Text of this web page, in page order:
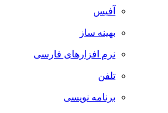
آفیس
بهینه ساز
نرم افزارهای فارسی
تلفن
برنامه نویسی